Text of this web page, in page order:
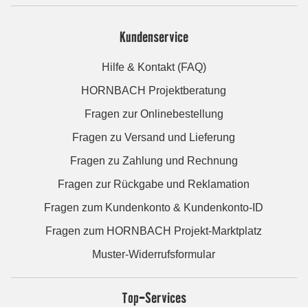
Kundenservice
Hilfe & Kontakt (FAQ)
HORNBACH Projektberatung
Fragen zur Onlinebestellung
Fragen zu Versand und Lieferung
Fragen zu Zahlung und Rechnung
Fragen zur Rückgabe und Reklamation
Fragen zum Kundenkonto & Kundenkonto-ID
Fragen zum HORNBACH Projekt-Marktplatz
Muster-Widerrufsformular
Top-Services